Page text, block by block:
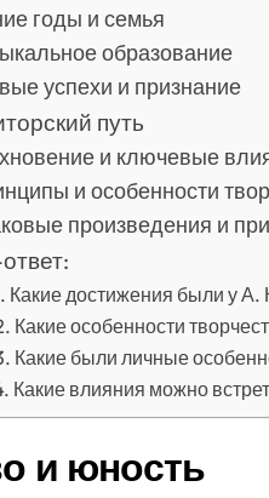
годы и семья
образование
успехи и признание
путь
и ключевые
и особенности
произведения и
Какие достижения были у
Какие особенности
Какие были личные
Какие влияния можно
и юность